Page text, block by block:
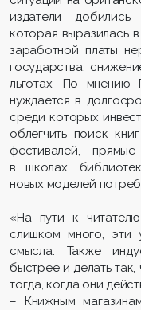
издатели
которая выразилась
заработной платы
государства,
льготах. По мнению
нуждается в
среди которых
облегчить поиск
фестивалей,
в школах,
новых моделей
«На пути к
слишком много, эти
смысла. Также
быстрее и делать так,
тогда, когда они
– Книжным